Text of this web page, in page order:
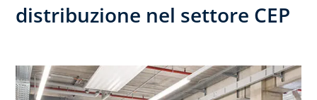
distribuzione nel settore CEP